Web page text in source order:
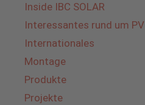
Inside IBC SOLAR
Interessantes rund um PV
Internationales
Montage
Produkte
Projekte